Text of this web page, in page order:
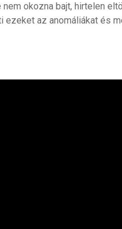
okozna bajt, hirtelen
az anomáliákat és